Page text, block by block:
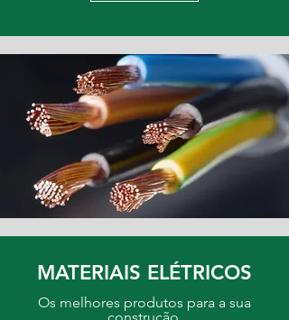
MATERIAIS ELÉTRICOS
Os melhores produtos para a sua